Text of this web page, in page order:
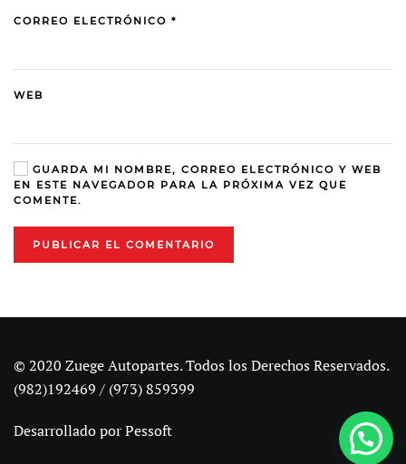
CORREO ELECTRÓNICO *
WEB
GUARDA MI NOMBRE, CORREO ELECTRÓNICO Y WEB
EN ESTE NAVEGADOR PARA LA PRÓXIMA VEZ QUE
COMENTE.
PUBLICAR EL COMENTARIO
© 2020 Zuege Autopartes. Todos los Derechos Reservados.
(982)192469 / (973) 859399
Desarrollado porPessoft